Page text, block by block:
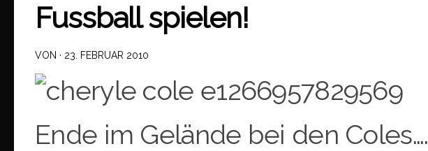
Fussball spielen!
VON · 23. FEBRUAR 2010
Ende im Gelände bei den Coles….